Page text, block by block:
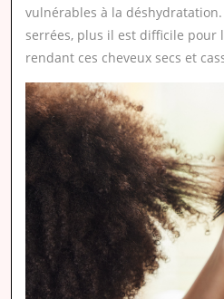
vulnérables à la
serrées, plus il est difficile pour
rendant ces cheveux secs et